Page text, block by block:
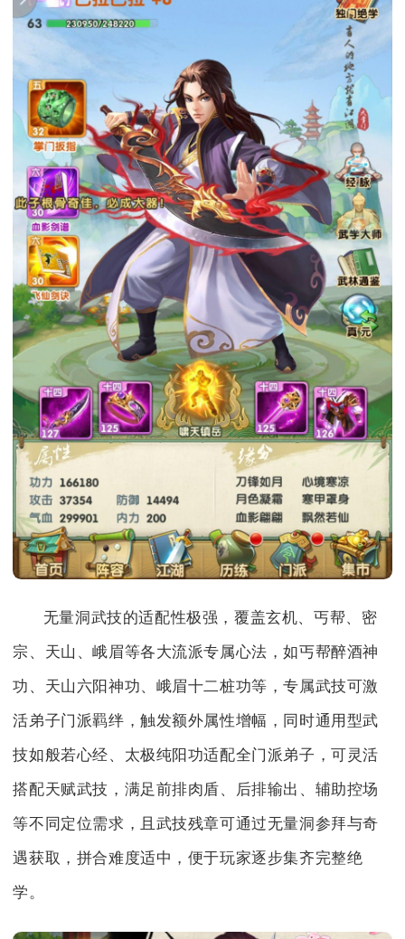
无量洞武技的适配性极强，覆盖玄机、丐帮、密
宗、天山、峨眉等各大流派专属心法，如丐帮醉酒神
功、天山六阳神功、峨眉十二桩功等，专属武技可激
活弟子门派羁绊，触发额外属性增幅，同时通用型武
技如般若心经、太极纯阳功适配全门派弟子，可灵活
搭配天赋武技，满足前排肉盾、后排输出、辅助控场
等不同定位需求，且武技残章可通过无量洞参拜与奇
遇获取，拼合难度适中，便于玩家逐步集齐完整绝
学。